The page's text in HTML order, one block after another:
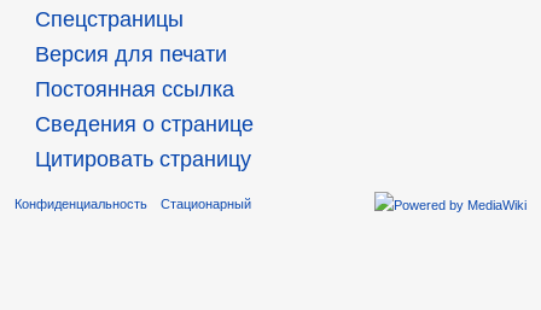
Спецстраницы
Версия для печати
Постоянная ссылка
Сведения о странице
Цитировать страницу
Конфиденциальность Стационарный